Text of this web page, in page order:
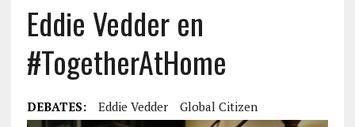
Eddie Vedder en
#TogetherAtHome
DEBATES: Eddie Vedder Global Citizen